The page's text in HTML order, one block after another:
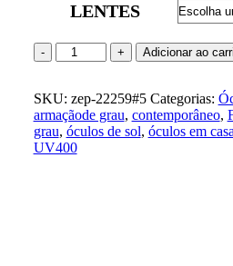
LENTES
Armação
Acetato
Mod
Aracuã
Cor
Blonde
Adicionar ao
SKU: zep-22259#5 Categorias:
armaçãode grau, contemporâneo,
grau, óculos de sol, óculos em
UV400